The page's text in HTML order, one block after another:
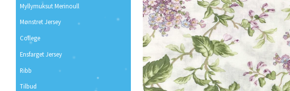
Myllymuksut Merinoull
Mønstret Jersey
College
Ensfarget Jersey
Ribb
Tilbud